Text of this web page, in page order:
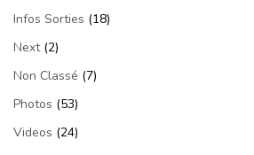
Infos Sorties (18)
Next(2)
Non Classé (7)
Photos (53)
Videos (24)